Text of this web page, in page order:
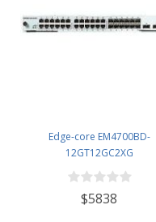
Edge-core EM4700BD-
12GT12GC2XG
$5838